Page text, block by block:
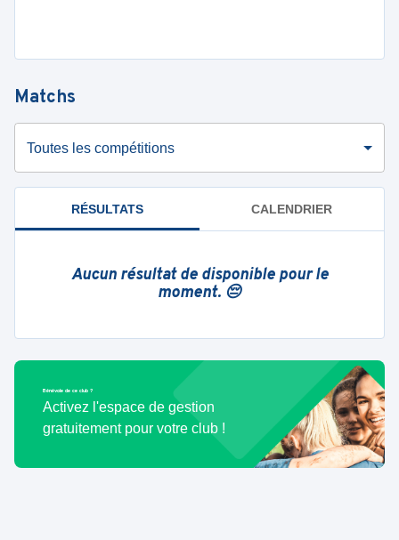
Matchs
Toutes les compétitions
RÉSULTATS CALENDRIER
Aucun résultat de disponible pour le
moment. 😔
Bénévole de ce club ?
Activez l'espace de gestion
gratuitement pour votre club !